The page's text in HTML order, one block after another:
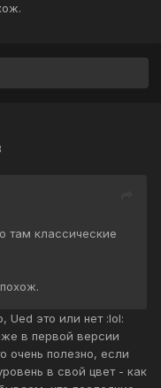
там классические
Ued это или нет :lol:
в первой версии
очень полезно, если
в свой цвет - как